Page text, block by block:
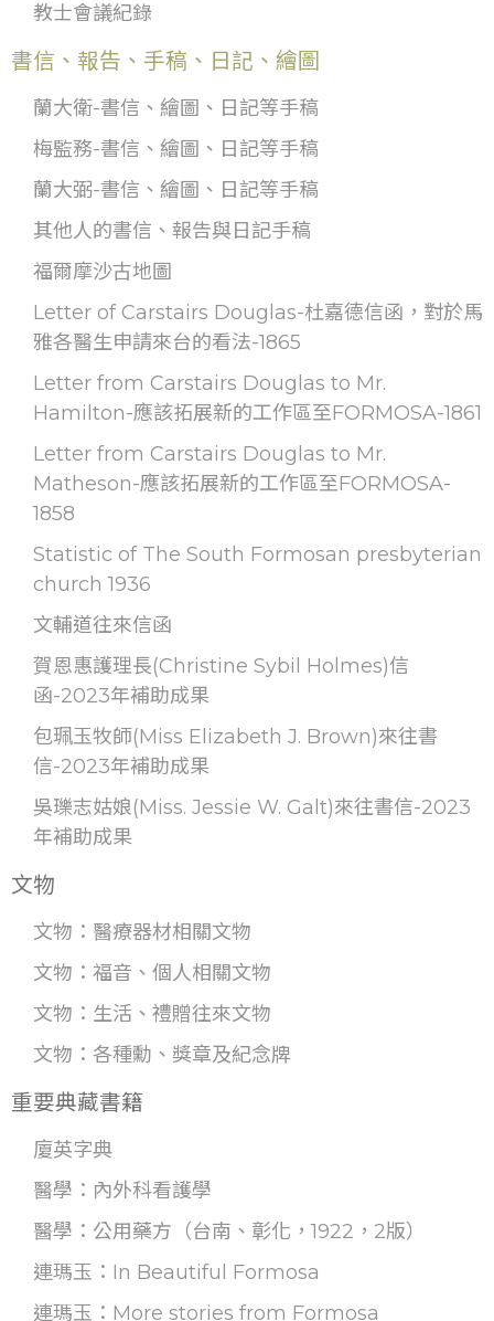
教士會議紀錄
書信、報告、手稿、日記、繪圖
蘭大衛-書信、繪圖、日記等手稿
梅監務-書信、繪圖、日記等手稿
蘭大弼-書信、繪圖、日記等手稿
其他人的書信、報告與日記手稿
福爾摩沙古地圖
Letter of Carstairs Douglas-杜嘉德信函，對於馬
雅各醫生申請來台的看法-1865
Letter from Carstairs Douglas to Mr.
Hamilton-應該拓展新的工作區至FORMOSA-1861
Letter from Carstairs Douglas to Mr.
Matheson-應該拓展新的工作區至FORMOSA-
1858
Statistic of The South Formosan presbyterian
church 1936
文輔道往來信函
賀恩惠護理長(Christine Sybil Holmes)信
函-2023年補助成果
包珮玉牧師(Miss Elizabeth J. Brown)來往書
信-2023年補助成果
吳瓅志姑娘(Miss. Jessie W. Galt)來往書信-2023
年補助成果
文物
文物：醫療器材相關文物
文物：福音、個人相關文物
文物：生活、禮贈往來文物
文物：各種勳、獎章及紀念牌
重要典藏書籍
廈英字典
醫學：內外科看護學
醫學：公用藥方（台南、彰化，1922，2版）
連瑪玉：In Beautiful Formosa
連瑪玉：More stories from Formosa